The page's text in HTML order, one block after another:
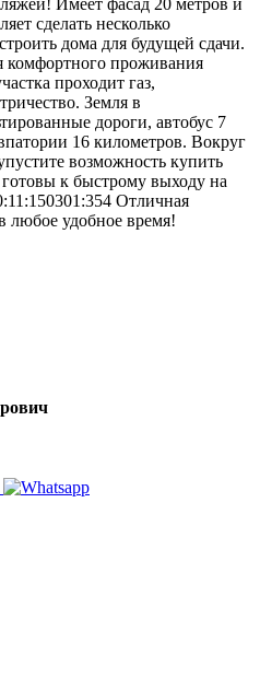
сделать несколько
дома для будущей сдачи.
комфортного проживания
проходит газ,
Земля в
дороги, автобус 7
16 километров. Вокруг
возможность купить
к быстрому выходу на
Отличная
любое удобное время!